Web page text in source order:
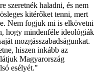
szeretnék haladni, és nem
kitérőket tenni, mert
Nem fogjuk mi is elkövetni
hogy mindenféle ideológiák
mozgásszabadságunkat.
hiszen inkább az
Magyarország
esélyét."